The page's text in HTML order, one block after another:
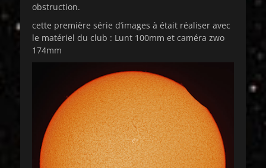
obstruction.
cette première série d’images à était réaliser avec
le matériel du club : Lunt 100mm et caméra zwo
174mm